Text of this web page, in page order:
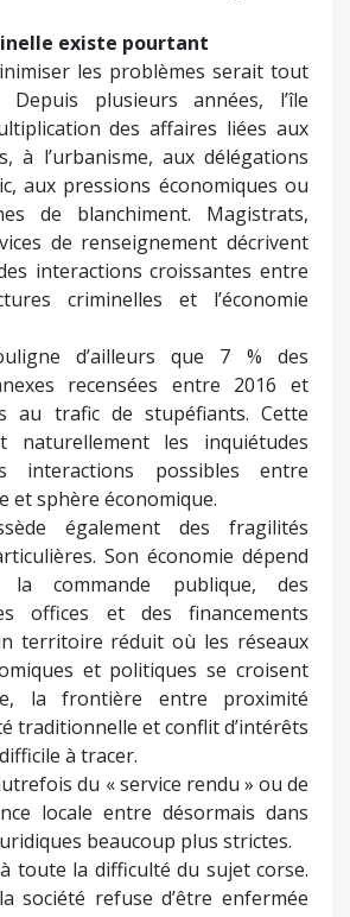
existe pourtant
les problèmes serait tout
Depuis plusieurs années, l’île
des affaires liées aux
à l’urbanisme, aux délégations
aux pressions économiques ou
de blanchiment. Magistrats,
de renseignement décrivent
interactions croissantes entre
criminelles et l’économie
d’ailleurs que 7 % des
recensées entre 2016 et
au trafic de stupéfiants. Cette
naturellement les inquiétudes
interactions possibles entre
et sphère économique.
également des fragilités
Son économie dépend
commande publique, des
offices et des financements
territoire réduit où les réseaux
et politiques se croisent
la frontière entre proximité
traditionnelle et conflit d’intérêts
à tracer.
du « service rendu » ou de
locale entre désormais dans
beaucoup plus strictes.
là toute la difficulté du sujet corse.
société refuse d’être enfermée